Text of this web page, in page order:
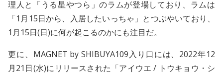
理人と「うる星やつら」のラムが登場しており、ラムは
「1月15日から、入居したいっちゃ」とつぶやいており、
1月15日(日)に何が起こるのかにも注目だ。
更に、MAGNET by SHIBUYA109入り口には、2022年12
月21日(水)にリリースされた「アイウエ / トウキョウ・シ